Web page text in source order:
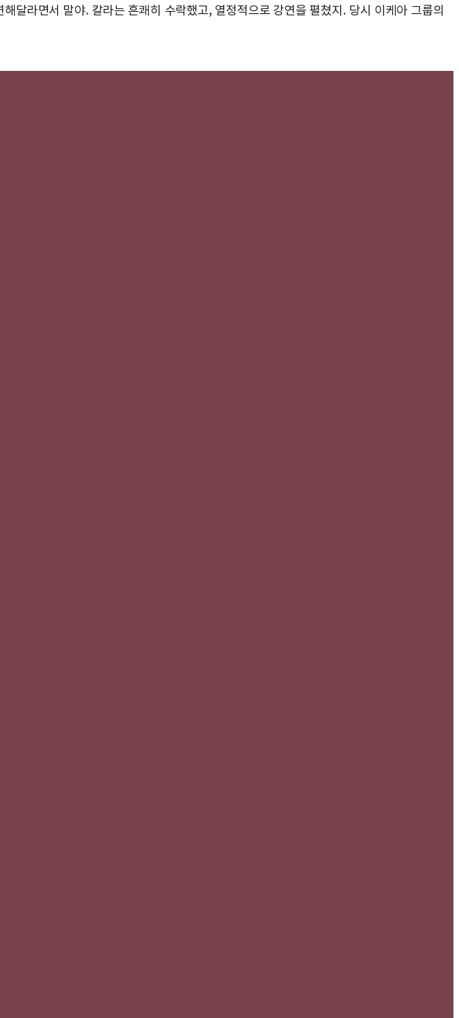
달라면서 말야. 칼라는 흔쾌히 수락했고, 열정적으로 강연을 펼쳤지. 당시 이케아 그룹의